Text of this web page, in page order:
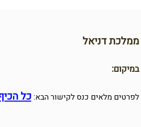
ממלכת דניאל
במיקום:
לפרטים מלאים כנס לקישור הבא:כל